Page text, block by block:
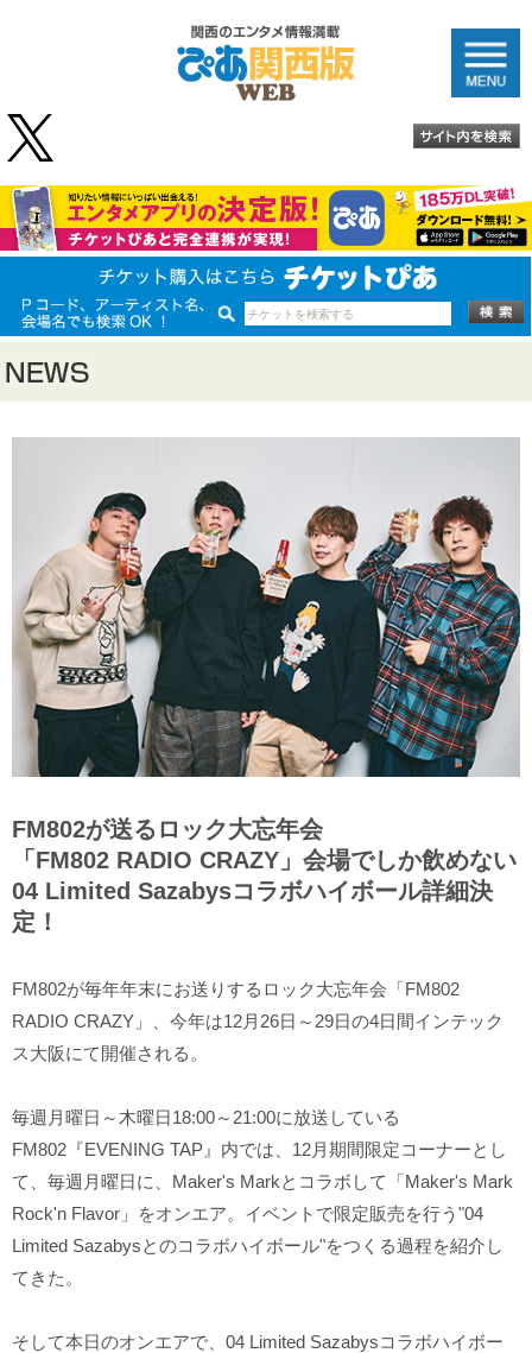
FM802が送るロック大忘年会
「FM802 RADIO CRAZY」会場でしか飲めない
04 Limited Sazabysコラボハイボール詳細決
定！
FM802が毎年年末にお送りするロック大忘年会「FM802
RADIO CRAZY」、今年は12月26日～29日の4日間インテック
ス大阪にて開催される。
毎週月曜日～木曜日18:00～21:00に放送している
FM802『EVENING TAP』内では、12月期間限定コーナーとし
て、毎週月曜日に、Maker's Markとコラボして「Maker's Mark
Rock'n Flavor」をオンエア。イベントで限定販売を行う"04
Limited Sazabysとのコラボハイボール"をつくる過程を紹介し
てきた。
そして本日のオンエアで、04 Limited Sazabysコラボハイボー